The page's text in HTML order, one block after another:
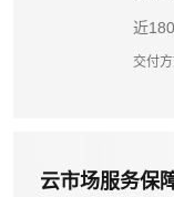
近
交付方
云市场服务保